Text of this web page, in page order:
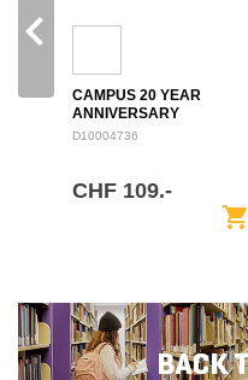
CAMPUS 20 YEAR
ANNIVERSARY
BACKPACK 28L
D10004736
CHF 109.-
shopping_cart
navigate_before